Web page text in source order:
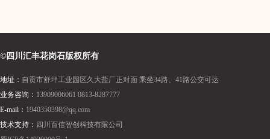
©四川汇丰花岗石版权所有
地址： 自贡市舒坪工业园区久大盐厂正对面 乘坐34路、41路公交可达
业务咨询： 13909006061 0813-8287777
E-mail： 1940350398@qq.com
技术支持： 四川百信智创科技有限公司